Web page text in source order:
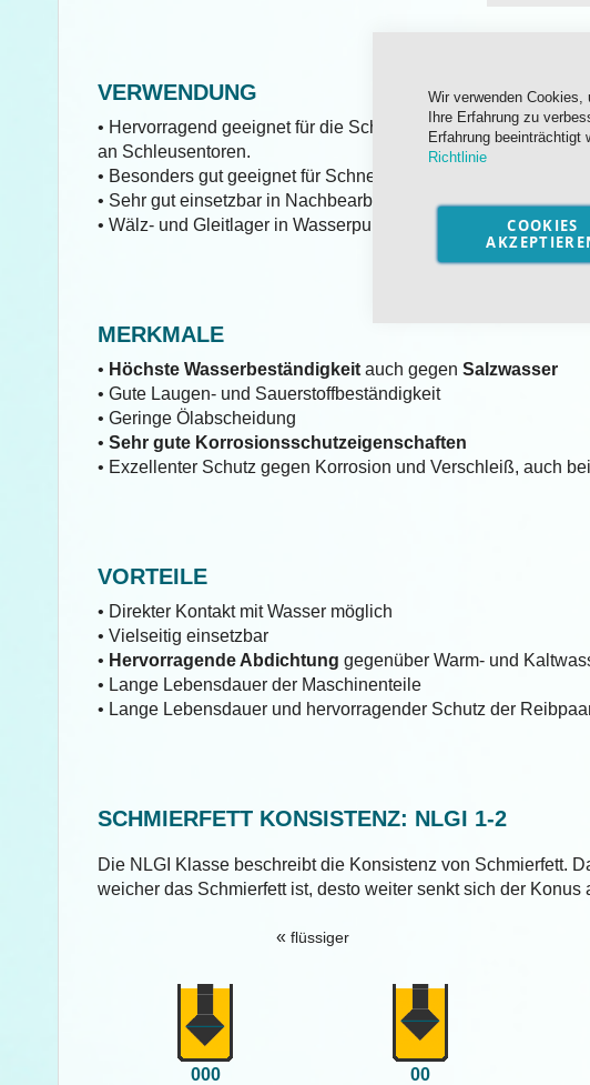
Wir verwenden
Ihre Erfahrung zu
Erfahrung
Richtlinie
COOKIES
VERWENDUNG
• Hervorragend geeignet für die Schmierung von Winden,
an Schleusentoren.
• Besonders gut geeignet für Schnecken in
• Sehr gut einsetzbar in Nachbearbeitungsmaschinen der
• Wälz- und Gleitlager in Wasserpumpen, Wasserturbinen,
MERKMALE
• Höchste Wasserbeständigkeit auch gegen Salzwasser
• Gute Laugen- und Sauerstoffbeständigkeit
• Geringe Ölabscheidung
• Sehr gute Korrosionsschutzeigenschaften
• Exzellenter Schutz gegen Korrosion und Verschleiß, auch
VORTEILE
• Direkter Kontakt mit Wasser möglich
• Vielseitig einsetzbar
• Hervorragende Abdichtung gegenüber Warm- und
• Lange Lebensdauer der Maschinenteile
• Lange Lebensdauer und hervorragender Schutz der
SCHMIERFETT KONSISTENZ: NLGI 1-2
Die NLGI Klasse beschreibt die Konsistenz von Schmierfett.
weicher das Schmierfett ist, desto weiter senkt sich der Konus
« flüssiger
000 00